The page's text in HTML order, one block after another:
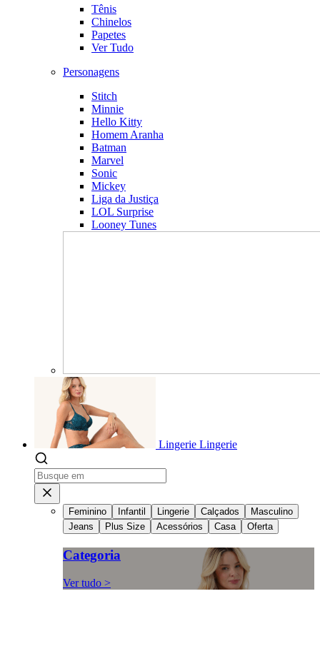
Tênis
Chinelos
Papetes
Ver Tudo
Personagens
Stitch
Minnie
Hello Kitty
Homem Aranha
Batman
Marvel
Sonic
Mickey
Liga da Justiça
LOL Surprise
Looney Tunes
Lingerie Lingerie
Feminino Infantil Lingerie Calçados
Masculino
Jeans
Plus Size Acessórios Casa Oferta
Categoria
Ver tudo >